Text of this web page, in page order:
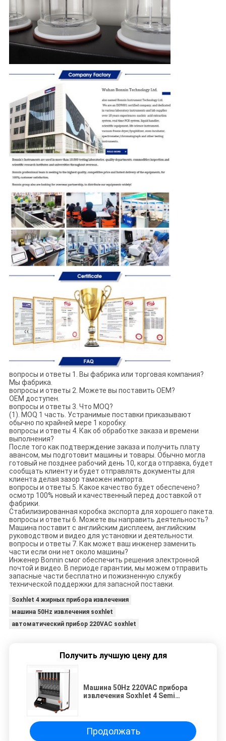
вопросы и ответы 1. Вы фабрика или торговая компания?
Мы фабрика.
вопросы и ответы 2. Можете вы поставить OEM?
OEM доступен.
вопросы и ответы 3. Что MOQ?
(1). MOQ 1 часть. Устранимые поставки приказывают
обычно по крайней мере 1 коробку.
вопросы и ответы 4. Как об обработке заказа и времени
выполнения?
После того как подтверждение заказа и получить плату
авансом, мы подготовит машины и товары. Обычно могла
готовый не позднее рабочий день 10, когда отправка, будет
сообщать клиенту и будет отправлять документы для
клиента делая зазор таможен импорта.
вопросы и ответы 5. Какое качество будет обеспечено?
осмотр 100% новый и качественный перед доставкой от
фабрики.
Стабилизированная коробка экспорта для хорошего пакета.
вопросы и ответы 6. Можете вы направить деятельность?
Машина поставит с английским дисплеем, английским
руководством и видео для установки и деятельности.
вопросы и ответы 7. Как может ваш инженер заменить
части если они нет около машины?
Инженер Bonnin смог обеспечить решения электронной
почтой и видео. В периоде гарантии, мы можем отправить
запасные части бесплатно и пожизненную службу
технической поддержки для запасной поставки.
Soxhlet 4 жирных прибора извлечения
машина 50Hz извлечения soxhlet
автоматический прибор 220VAC soxhlet
Получить лучшую цену для
Машина 50Hz 220VAC прибора
извлечения Soxhlet 4 Semi
Продолжать